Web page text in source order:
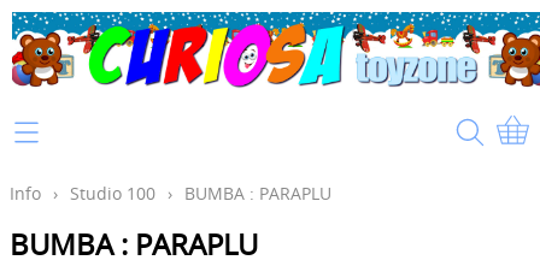
Home
Info
Mijn account
Info › Studio 100 › BUMBA : PARAPLU
BUMBA : PARAPLU